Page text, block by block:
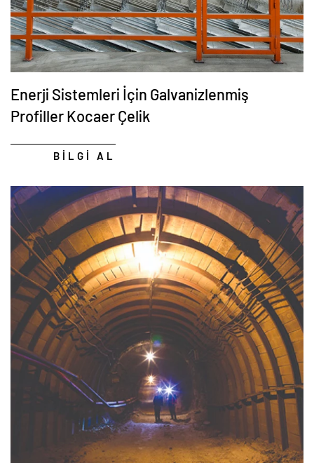
Enerji Sistemleri İçin Galvanizlenmiş
Profiller Kocaer Çelik
BİLGİ AL